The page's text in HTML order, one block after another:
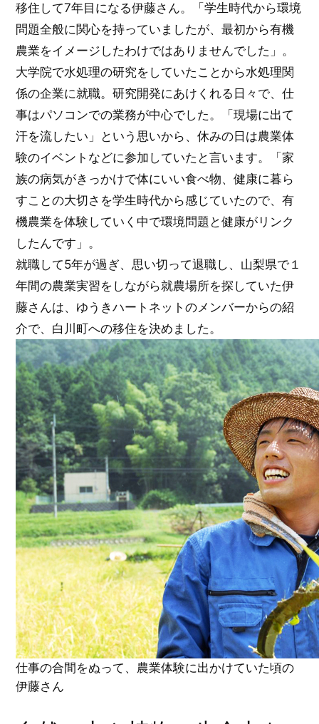
移住して7年目になる伊藤さん。「学生時代から環境
問題全般に関心を持っていましたが、最初から有機
農業をイメージしたわけではありませんでした」。
大学院で水処理の研究をしていたことから水処理関
係の企業に就職。研究開発にあけくれる日々で、仕
事はパソコンでの業務が中心でした。「現場に出て
汗を流したい」という思いから、休みの日は農業体
験のイベントなどに参加していたと言います。「家
族の病気がきっかけで体にいい食べ物、健康に暮ら
すことの大切さを学生時代から感じていたので、有
機農業を体験していく中で環境問題と健康がリンク
したんです」。
就職して5年が過ぎ、思い切って退職し、山梨県で１
年間の農業実習をしながら就農場所を探していた伊
藤さんは、ゆうきハートネットのメンバーからの紹
介で、白川町への移住を決めました。
仕事の合間をぬって、農業体験に出かけていた頃の
伊藤さん